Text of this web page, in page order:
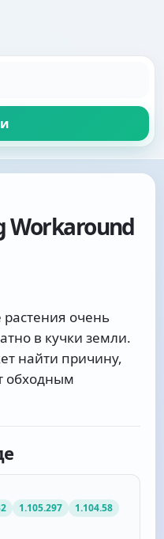
Workaround
очень
в кучки земли.
найти причину,
обходным
1.105.297
1.104.58